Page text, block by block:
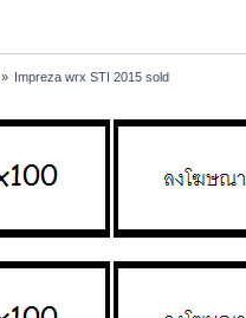
» Impreza wrx STI 2015 sold